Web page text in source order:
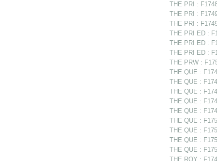
THE PRI :
THE PRI :
THE PRI :
THE PRI ED :
THE PRI ED :
THE PRI ED :
THE PRW :
THE QUE :
THE QUE :
THE QUE :
THE QUE :
THE QUE :
THE QUE :
THE QUE :
THE QUE :
THE QUE :
THE ROY :